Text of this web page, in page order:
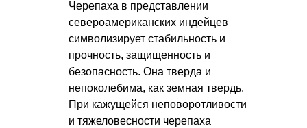
Черепаха в представлении
североамериканских индейцев
символизирует стабильность и
прочность, защищенность и
безопасность. Она тверда и
непоколебима, как земная твердь.
При кажущейся неповоротливости
и тяжеловесности черепаха